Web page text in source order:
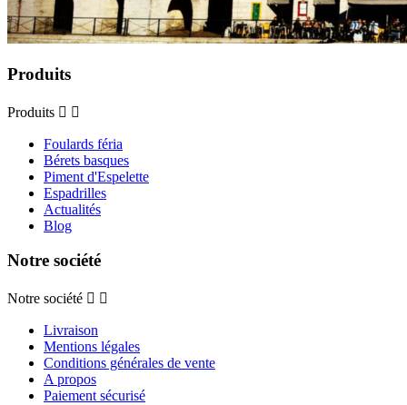
Produits
Produits  
Foulards féria
Bérets basques
Piment d'Espelette
Espadrilles
Actualités
Blog
Notre société
Notre société  
Livraison
Mentions légales
Conditions générales de vente
A propos
Paiement sécurisé